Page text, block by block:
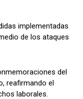
implementadas
de los ataques
del
reafirmando el
laborales.